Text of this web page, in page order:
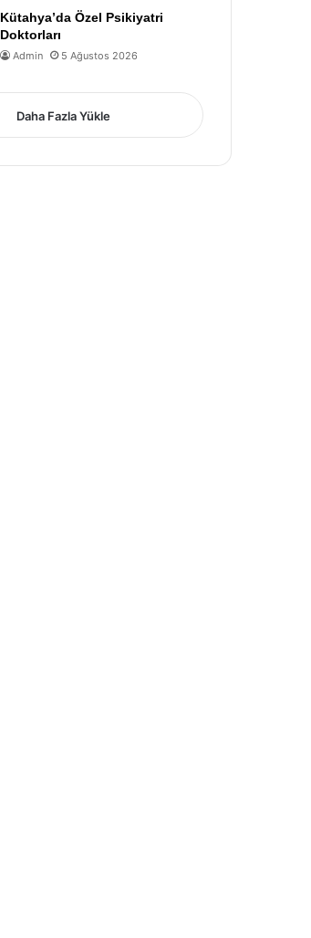
Kütahya’da Özel Psikiyatri
Doktorları
Admin 5 Ağustos 2026
Daha Fazla Yükle